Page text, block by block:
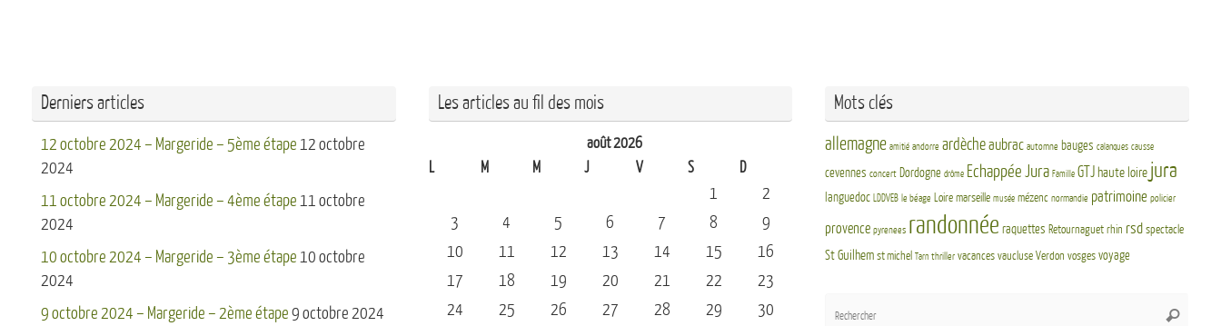
Derniers articles
12 octobre 2024 – Margeride – 5ème étape 12 octobre
2024
11 octobre 2024 – Margeride – 4ème étape 11 octobre
2024
10 octobre 2024 – Margeride – 3ème étape 10 octobre
2024
9 octobre 2024 – Margeride – 2ème étape 9 octobre 2024
Les articles au fil des mois
août 2026
L
M M J V S D
1
2
3
4 5 6 7 8
9
10
11 12 13 14 15
16
17
18 19 20 21 22
23
24
25 26 27 28 29 30
Mots clés
allemagne amitié andorre ardècheaubrac automne bauges calanques causse
cevennes concert Dordogne drôme Echappée Jura Famille GTJ haute loire jura
languedoc LDDVEB le béage Loire marseille musée mézenc normandie patrimoine policier
provence pyrenees randonnée raquettes Retournaguet rhin rsd spectacle
St Guilhem st michel Tarn thriller vacances vaucluse Verdon vosges voyage